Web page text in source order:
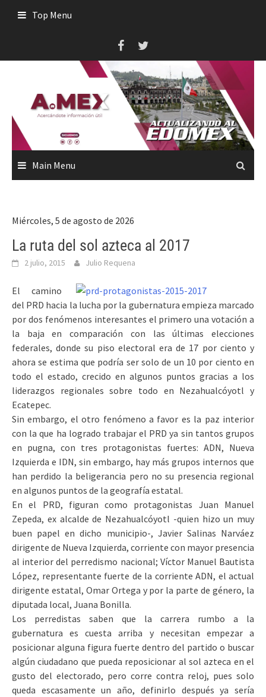
Top Menu
Main Menu
Miércoles, 5 de agosto de 2026
La ruta del sol azteca al 2017
2 julio, 2015 Julio Requena
El camino
del PRD hacia la lucha por la gubernatura empieza marcado
por dos fenómenos interesantes el primero una votación a
la baja en comparación con las últimas elecciones
federales, donde su piso electoral era de 17 por ciento y
ahora se estima que podría ser solo de un 10 por ciento en
todo el estado, crecido en algunos puntos gracias a los
liderazgos regionales sobre todo en Nezahualcóyotl y
Ecatepec.
Sin embargo, el otro fenómeno a favor es la paz interior
con la que ha logrado trabajar el PRD ya sin tantos grupos
en pugna, con tres protagonistas fuertes: ADN, Nueva
Izquierda e IDN, sin embargo, hay más grupos internos que
han perdido la beligerancia pero no su presencia regional
en algunos puntos de la geografía estatal.
En el PRD, figuran como protagonistas Juan Manuel
Zepeda, ex alcalde de Nezahualcóyotl -quien hizo un muy
buen papel en dicho municipio-, Javier Salinas Narváez
dirigente de Nueva Izquierda, corriente con mayor presencia
al interior del perredismo nacional; Víctor Manuel Bautista
López, representante fuerte de la corriente ADN, el actual
dirigente estatal, Omar Ortega y por la parte de género, la
diputada local, Juana Bonilla.
Los perredistas saben que la carrera rumbo a la
gubernatura es cuesta arriba y necesitan empezar a
posicionar alguna figura fuerte dentro del partido o buscar
algún ciudadano que pueda reposicionar al sol azteca en el
gusto del electorado, pero corre contra reloj, pues solo
queda escasamente un año, definirlo después ya sería